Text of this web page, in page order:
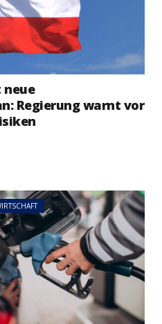
Regierung warnt vor